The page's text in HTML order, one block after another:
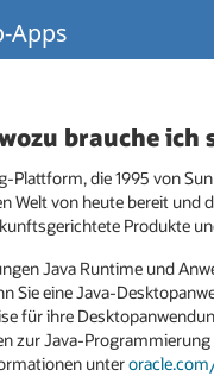
Apps
brauche ich
die 1995 von
Welt von heute bereit und
Produkte
Java Runtime und
Sie eine Java-
für ihre
zur Java-
unter